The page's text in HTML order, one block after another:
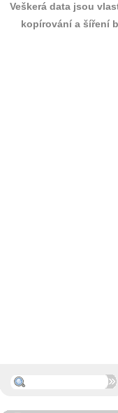
Veškerá data jsou
kopírování a šíření